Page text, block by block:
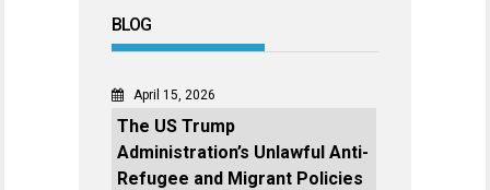
BLOG
April 15, 2026
The US Trump
Administration’s Unlawful Anti-
Refugee and Migrant Policies